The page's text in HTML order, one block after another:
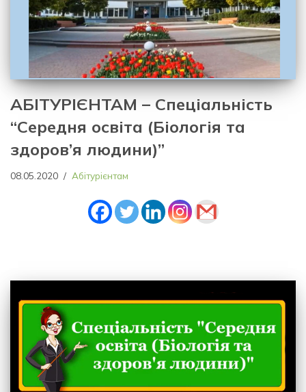
АБІТУРІЄНТАМ – Спеціальність
“Середня освіта (Біологія та
здоров’я людини)”
08.05.2020 Абітурієнтам